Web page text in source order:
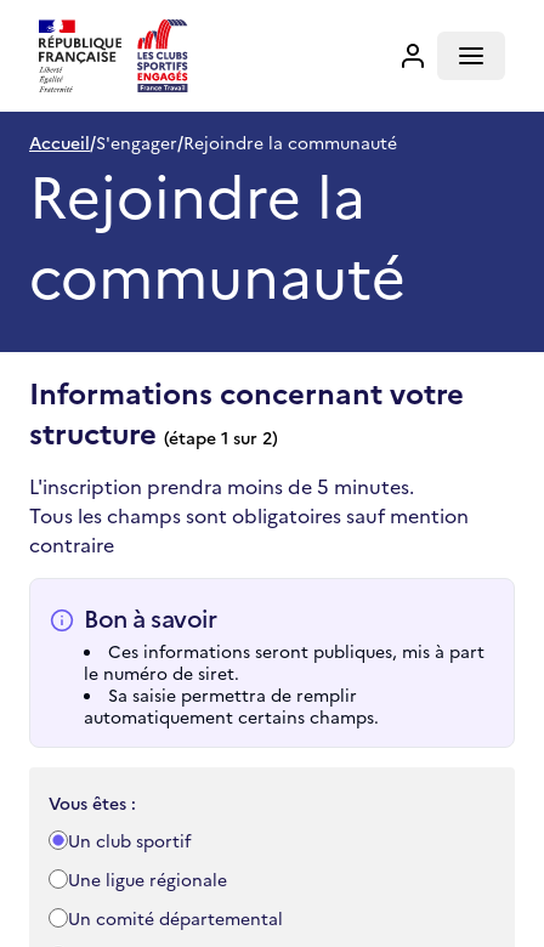
Rejoindre la communauté | Les clubs sportifs engagés
Accueil Open
Accueil/S'engager/Rejoindre la communauté
Rejoindre la
communauté
Informations concernant votre
structure (étape 1 sur 2)
L'inscription prendra moins de 5 minutes.
Tous les champs sont obligatoires sauf mention
contraire
Bon à savoir
Ces informations seront publiques, mis à part
le numéro de siret.
Sa saisie permettra de remplir
automatiquement certains champs.
Vous êtes :
Un club sportif
Une ligue régionale
Un comité départemental